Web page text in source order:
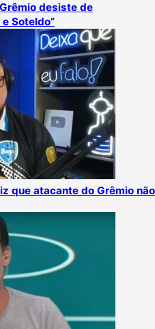
desiste de
Soteldo”
que atacante do Grêmio não